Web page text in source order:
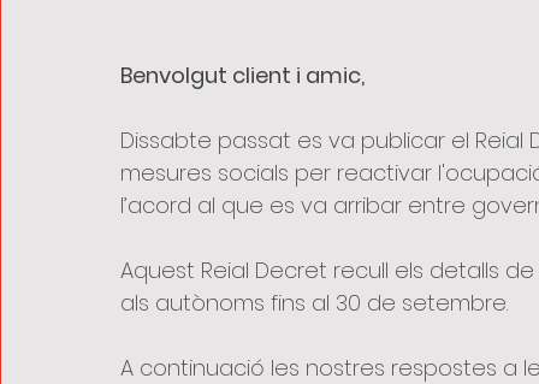
Benvolgut client i amic,
Dissabte passat es va publicar el
mesures socials per reactivar
l’acord al que es va arribar entre
Aquest Reial Decret recull els detalls
als autònoms fins al 30 de setembre.
A continuació les nostres respostes a